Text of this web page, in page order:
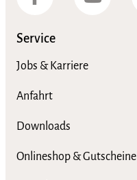
Service
Jobs & Karriere
Anfahrt
Downloads
Onlineshop & Gutscheine